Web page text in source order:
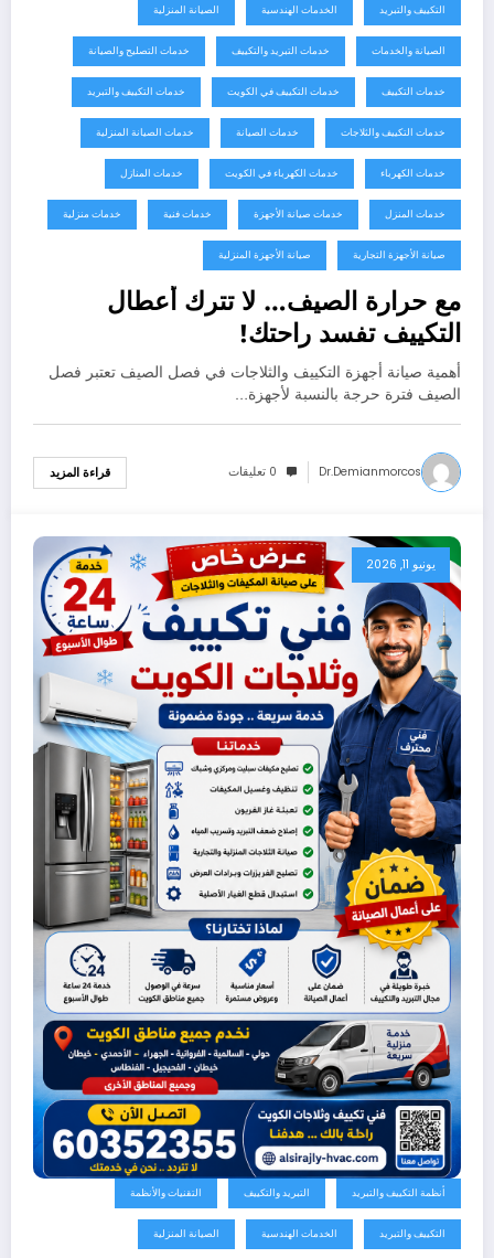
التكييف والتبريد الخدمات الهندسية الصيانة المنزلية
الصيانة والخدمات خدمات التبريد والتكييف خدمات التصليح والصيانة
خدمات التكييف خدمات التكييف في الكويت خدمات التكييف والتبريد
خدمات التكييف والثلاجات خدمات الصيانة خدمات الصيانة المنزلية
خدمات الكهرباء خدمات الكهرباء في الكويت خدمات المنازل
خدمات المنزل خدمات صيانة الأجهزة خدمات فنية خدمات منزلية
صيانة الأجهزة التجارية صيانة الأجهزة المنزلية
مع حرارة الصيف… لا تترك أعطال
التكييف تفسد راحتك!
أهمية صيانة أجهزة التكييف والثلاجات في فصل الصيف تعتبر فصل
الصيف فترة حرجة بالنسبة لأجهزة…
Dr.demianmorcos 0 تعليقات قراءة المزيد
يونيو 11, 2026
أنظمة التكييف والتبريد التبريد والتكييف التقنيات والأنظمة
التكييف والتبريد الخدمات الهندسية الصيانة المنزلية